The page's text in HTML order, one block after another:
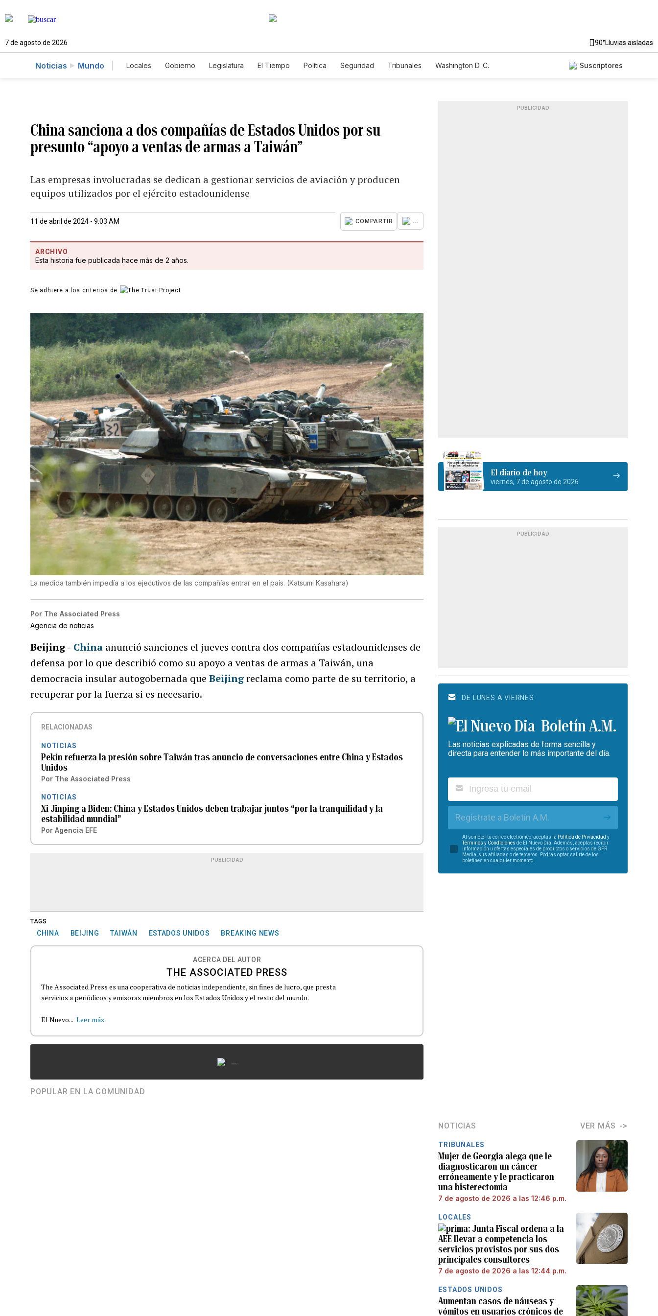
7 de agosto de 2026 90°Lluvias aisladas
Noticias Mundo Locales Gobierno Legislatura El Tiempo Política Seguridad Tribunales
Washington D. C.
Suscriptores
China sanciona a dos compañías de Estados Unidos por su
presunto “apoyo a ventas de armas a Taiwán”
Las empresas involucradas se dedican a gestionar servicios de aviación y producen
equipos utilizados por el ejército estadounidense
11 de abril de 2024 - 9:03 AM COMPARTIR ...
ARCHIVO
Esta historia fue publicada hace más de 2 años.
Se adhiere a los criterios de
La medida también impedía a los ejecutivos de las compañías entrar en el país. (Katsumi Kasahara)
Por The Associated Press
Agencia de noticias
Beijing - China anunció sanciones el jueves contra dos compañías estadounidenses de
defensa por lo que describió como su apoyo a ventas de armas a Taiwán, una
democracia insular autogobernada queBeijingreclama como parte de su territorio, a
recuperar por la fuerza si es necesario.
RELACIONADAS
NOTICIAS
Pekín refuerza la presión sobre Taiwán tras anuncio de conversaciones entre China y Estados
Unidos
Por The Associated Press
NOTICIAS
Xi Jinping a Biden: China y Estados Unidos deben trabajar juntos “por la tranquilidad y la
estabilidad mundial”
Por Agencia EFE
PUBLICIDAD
TAGS
CHINA BEIJING TAIWÁN ESTADOS UNIDOS BREAKING NEWS
ACERCA DEL AUTOR
THE ASSOCIATED PRESS
The Associated Press es una cooperativa de noticias independiente, sin fines de lucro, que presta
servicios a periódicos y emisoras miembros en los Estados Unidos y el resto del mundo.
El Nuevo... Leer más
...
POPULAR EN LA COMUNIDAD
PUBLICIDAD
El diario de hoy
viernes, 7 de agosto de 2026
PUBLICIDAD
DE LUNES A VIERNES
Boletín A.M.
Las noticias explicadas de forma sencilla y
directa para entender lo más importante del día.
Regístrate a Boletín A.M.
Al someter tu correo electrónico, aceptas la Política de Privacidad y
Términos y Condiciones de El Nuevo Día. Además, aceptas recibir
información u ofertas especiales de productos o servicios de GFR
Media, sus afiliadas o de terceros. Podrás optar salirte de los
boletines en cualquier momento.
NOTICIAS VER MÁS
TRIBUNALES
Mujer de Georgia alega que le
diagnosticaron un cáncer
erróneamente y le practicaron
una histerectomía
7 de agosto de 2026 a las 12:46 p.m.
LOCALES
Junta Fiscal ordena a la
AEE llevar a competencia los
servicios provistos por sus dos
principales consultores
7 de agosto de 2026 a las 12:44 p.m.
ESTADOS UNIDOS
Aumentan casos de náuseas y
vómitos en usuarios crónicos de